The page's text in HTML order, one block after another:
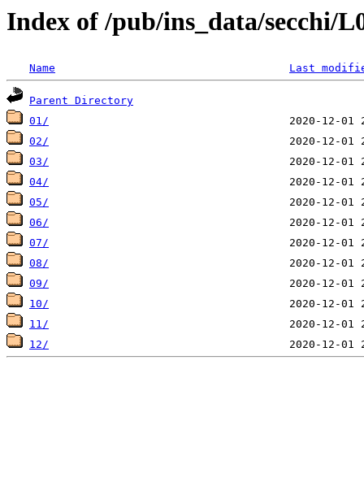
Index of /pub/ins_data/secchi/
Name Last
Parent Directory
01/
02/
03/
04/
05/
06/
07/
08/
09/
10/
11/
12/